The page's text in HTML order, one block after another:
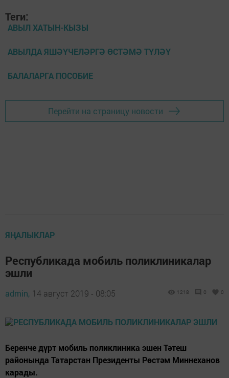
Теги:
АВЫЛ ХАТЫН-КЫЗЫ
АВЫЛДА ЯШӘҮЧЕЛӘРГӘ ӨСТӘМӘ ТҮЛӘҮ
БАЛАЛАРГА ПОСОБИЕ
Перейти на страницу новости
ЯҢАЛЫКЛАР
Республикада мобиль поликлиникалар
эшли
admin, 14 август 2019 - 08:05 1218 0 0
Беренче дүрт мобиль поликлиника эшен Тәтеш
районында Татарстан Президенты Рөстәм Миннеханов
карады.